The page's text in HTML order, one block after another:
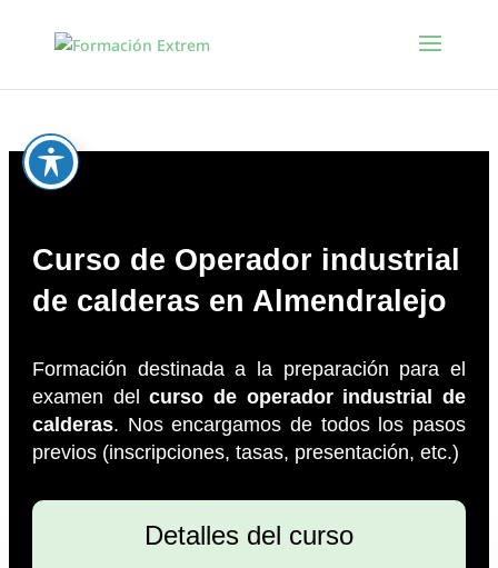
Curso de Operador industrial
de calderas en Almendralejo
Formación destinada a la preparación para el
examen delcurso de operador industrial de
calderas. Nos encargamos de todos los pasos
previos (inscripciones, tasas, presentación, etc.)
Detalles del curso